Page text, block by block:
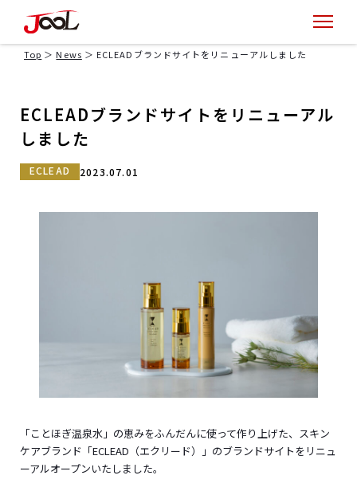
Top News ECLEADブランドサイトをリニューアルしました
ECLEADブランドサイトをリニューアル
しました
ECLEAD 2023.07.01
「ことほぎ温泉水」の恵みをふんだんに使って作り上げた、スキン
ケアブランド「ECLEAD（エクリード）」のブランドサイトをリニュ
ーアルオープンいたしました。